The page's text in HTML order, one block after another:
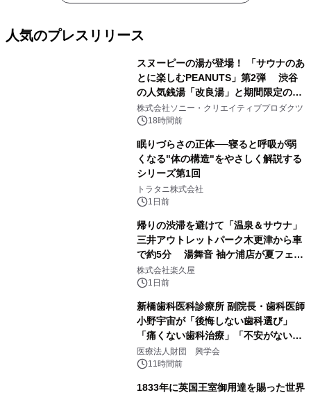
人気のプレスリリース
スヌーピーの湯が登場！ 「サウナのあ
とに楽しむPEANUTS」第2弾 渋谷
の人気銭湯「改良湯」と期間限定のコ
ラボレーション サウナイキタイコラ
ボグッズも発売決定！
株式会社ソニー・クリエイティブプロダクツ
18時間前
眠りづらさの正体──寝ると呼吸が弱
くなる"体の構造"をやさしく解説する
シリーズ第1回
トラタニ株式会社
1日前
帰りの渋滞を避けて「温泉＆サウナ」
三井アウトレットパーク木更津から車
で約5分 湯舞音 袖ケ浦店が夏フェア
メニューを提供
株式会社楽久屋
1日前
新橋歯科医科診療所 副院長・歯科医師
小野宇宙が「後悔しない歯科選び」
「痛くない歯科治療」「不安がない治
療計画」をテーマに専門監修
医療法人財団 興学会
11時間前
1833年に英国王室御用達を賜った世界